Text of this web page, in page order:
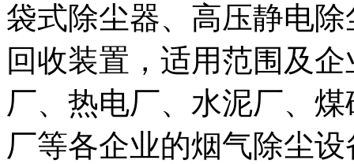
袋式除尘器、高压静电
回收装置，适用范围及
厂、热电厂、水泥厂、
厂等各企业的烟气除尘